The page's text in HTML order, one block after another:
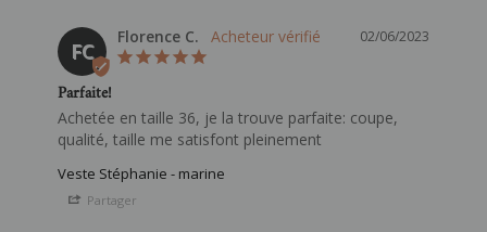
FC
02/06/2023
Florence C.
Parfaite!
Achetée en taille 36, je la trouve parfaite: coupe,
qualité, taille me satisfont pleinement
Veste Stéphanie - marine
Partager